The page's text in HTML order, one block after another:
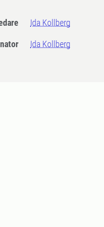
Ida Kollberg
Ida Kollberg